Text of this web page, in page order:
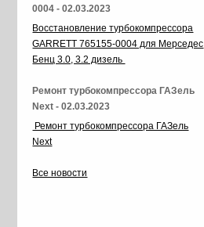
0004 - 02.03.2023
Восстановление турбокомпрессора
GARRETT 765155-0004 для Мерседес
Бенц 3.0, 3.2 дизель
Ремонт турбокомпрессора ГАЗель
Next - 02.03.2023
Ремонт турбокомпрессора ГАЗель
Next
Все новости